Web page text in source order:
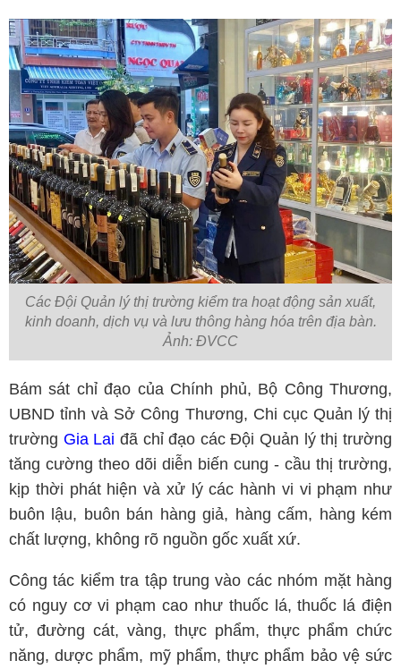
Các Đội Quản lý thị trường kiểm tra hoạt động sản xuất,
kinh doanh, dịch vụ và lưu thông hàng hóa trên địa bàn.
Ảnh: ĐVCC
Bám sát chỉ đạo của Chính phủ, Bộ Công Thương,
UBND tỉnh và Sở Công Thương, Chi cục Quản lý thị
trường Gia Lai đã chỉ đạo các Đội Quản lý thị trường
tăng cường theo dõi diễn biến cung - cầu thị trường,
kịp thời phát hiện và xử lý các hành vi vi phạm như
buôn lậu, buôn bán hàng giả, hàng cấm, hàng kém
chất lượng, không rõ nguồn gốc xuất xứ.
Công tác kiểm tra tập trung vào các nhóm mặt hàng
có nguy cơ vi phạm cao như thuốc lá, thuốc lá điện
tử, đường cát, vàng, thực phẩm, thực phẩm chức
năng, dược phẩm, mỹ phẩm, thực phẩm bảo vệ sức